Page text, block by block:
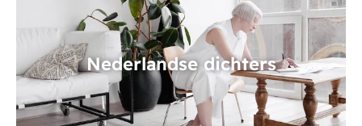
Nederlandse dichters